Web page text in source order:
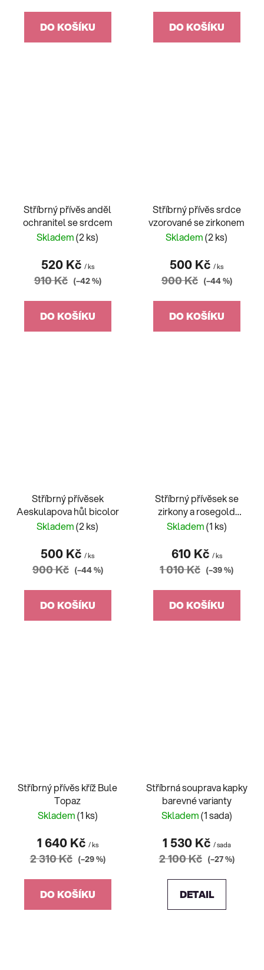
DO KOŠÍKU DO KOŠÍKU
Stříbrný přívěs anděl
ochranitel se srdcem
Skladem(2 ks)
520 Kč / ks
910 Kč (–42 %)
DO KOŠÍKU
Stříbrný přívěs srdce
vzorované se zirkonem
Skladem(2 ks)
500 Kč / ks
900 Kč (–44 %)
DO KOŠÍKU
Stříbrný přívěsek
Aeskulapova hůl bicolor
Skladem(2 ks)
500 Kč / ks
900 Kč (–44 %)
DO KOŠÍKU
Stříbrný přívěsek se
zirkony a rosegold
stromem života
Skladem(1 ks)
610 Kč / ks
1 010 Kč (–39 %)
DO KOŠÍKU
Stříbrný přívěs kříž Bule
Topaz
Skladem(1 ks)
1 640 Kč / ks
2 310 Kč (–29 %)
DO KOŠÍKU
Stříbrná souprava kapky
barevné varianty
Skladem(1 sada)
1 530 Kč / sada
2 100 Kč (–27 %)
DETAIL